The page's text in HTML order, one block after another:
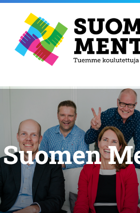
content
Suomen